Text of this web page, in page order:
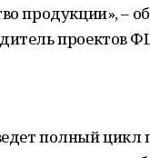
продукции», –
проектов
полный цикл